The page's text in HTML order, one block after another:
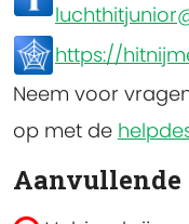
https://
Neem voor
op met de
Aanvullende